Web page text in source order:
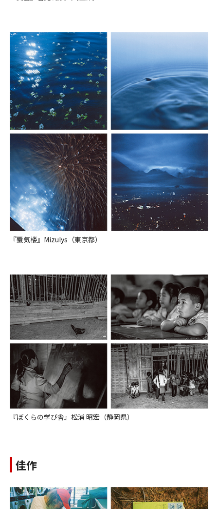
『蜃気楼』Mizulys（東京都）
『ぼくらの学び舎』松浦 昭宏（静岡県）
佳作